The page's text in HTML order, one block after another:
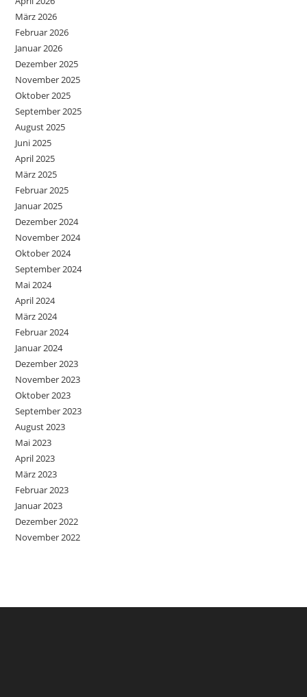
März 2026
Februar 2026
Januar 2026
Dezember 2025
November 2025
Oktober 2025
September 2025
August 2025
Juni 2025
April 2025
März 2025
Februar 2025
Januar 2025
Dezember 2024
November 2024
Oktober 2024
September 2024
Mai 2024
April 2024
März 2024
Februar 2024
Januar 2024
Dezember 2023
November 2023
Oktober 2023
September 2023
August 2023
Mai 2023
April 2023
März 2023
Februar 2023
Januar 2023
Dezember 2022
November 2022